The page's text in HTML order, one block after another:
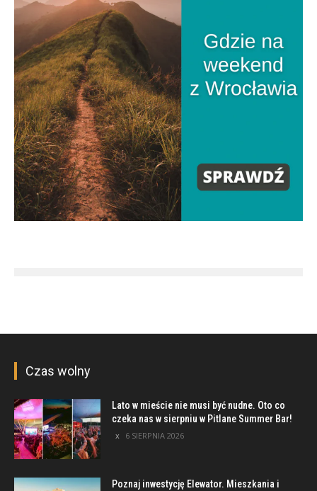
Czas wolny
Lato w mieście nie musi być nudne. Oto co
czeka nas w sierpniu w Pitlane Summer Bar!
6 SIERPNIA 2026
Poznaj inwestycję Elewator. Mieszkania i